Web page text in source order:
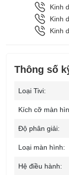
Kinh
Kinh
Kinh
Thông số
Loại Tivi:
Kích cỡ màn
Độ phân giải:
Loại màn hình:
Hệ điều hành: